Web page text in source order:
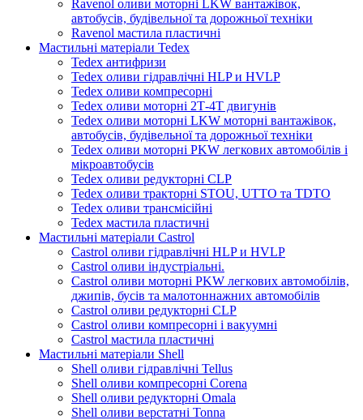
Ravenol оливи моторні LKW вантажівок,
автобусів, будівельної та дорожньої техніки
Ravenol мастила пластичні
Мастильні матеріали Tedex
Tedex антифризи
Tedex оливи гідравлічні HLP и HVLP
Tedex оливи компресорні
Tedex оливи моторні 2Т-4Т двигунів
Tedex оливи моторні LKW моторні вантажівок,
автобусів, будівельної та дорожньої техніки
Tedex оливи моторні PKW легкових автомобілів і
мікроавтобусів
Tedex оливи редукторні CLP
Tedex оливи тракторні STOU, UTTO та TDTO
Tedex оливи трансмісійні
Tedex мастила пластичні
Мастильні матеріали Castrol
Castrol оливи гідравлічні HLP и HVLP
Castrol оливи індустріальні.
Castrol оливи моторні PKW легкових автомобілів,
джипів, бусів та малотоннажних автомобілів
Castrol оливи редукторні CLP
Castrol оливи компресорні і вакуумні
Castrol мастила пластичні
Мастильні матеріали Shell
Shell оливи гідравлічні Tellus
Shell оливи компресорні Corena
Shell оливи редукторні Omala
Shell оливи верстатні Tonna